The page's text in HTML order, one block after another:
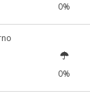
0%
0%